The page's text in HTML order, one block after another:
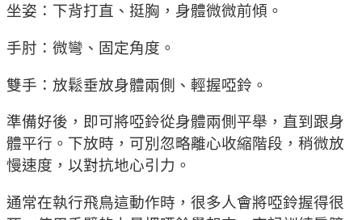
坐姿：下背打直、挺胸，身體微微前傾。
手肘：微彎、固定角度。
雙手：放鬆垂放身體兩側、輕握啞鈴。
準備好後，即可將啞鈴從身體兩側平舉，直到跟身
體平行。下放時，可別忽略離心收縮階段，稍微放
慢速度，以對抗地心引力。
通常在執行飛鳥這動作時，很多人會將啞鈴握得很